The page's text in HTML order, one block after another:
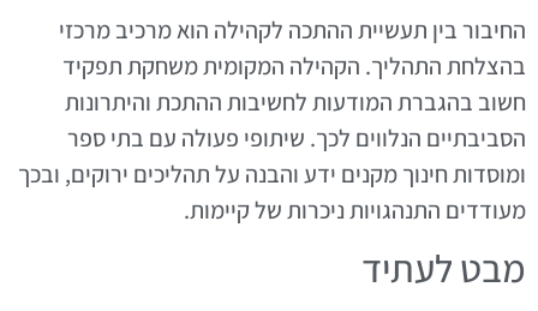
החיבור בין תעשיית ההתכה לקהילה הוא מרכיב מרכזי
בהצלחת התהליך. הקהילה המקומית משחקת תפקיד
חשוב בהגברת המודעות לחשיבות ההתכת והיתרונות
הסביבתיים הנלווים לכך. שיתופי פעולה עם בתי ספר
ומוסדות חינוך מקנים ידע והבנה על תהליכים ירוקים, ובכך
מעודדים התנהגויות ניכרות של קיימות.
מבט לעתיד